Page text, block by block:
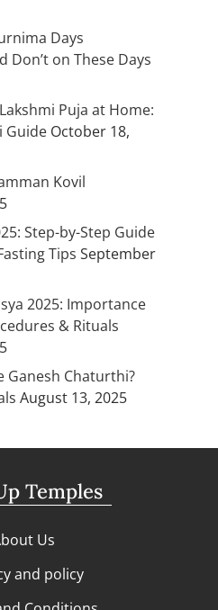
Days
Don’t on These Days
Puja at Home:
Guide October 18,
Kovil
Step-by-Step Guide
Tips September
2025: Importance
& Rituals
Ganesh Chaturthi?
August 13, 2025
Temples
Us
and policy